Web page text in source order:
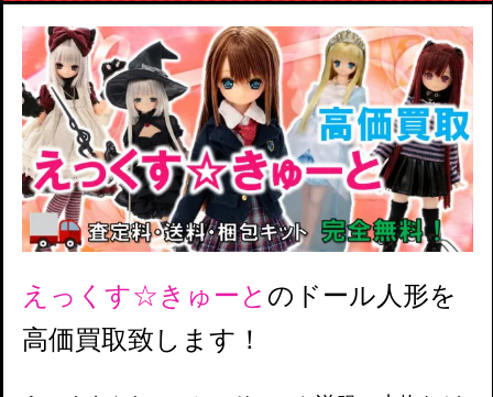
えっくす☆きゅーと のドール人形を
高価買取致します！